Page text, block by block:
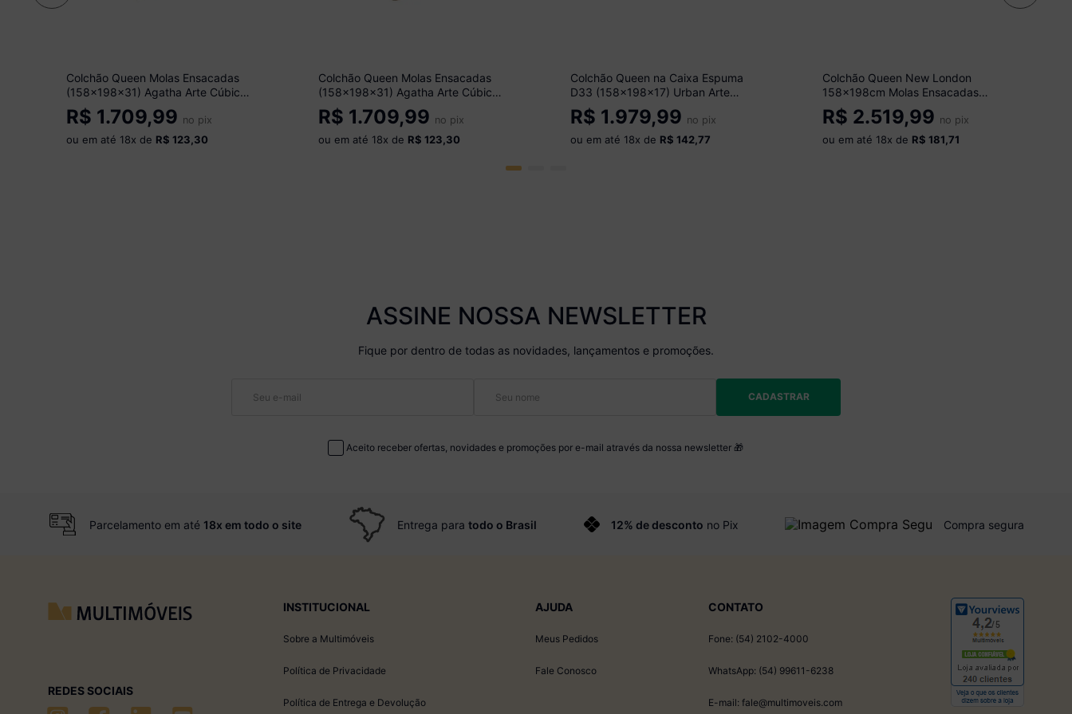
Colchão Queen Molas Ensacadas
(158x198x31) Agatha Arte Cúbica
CR35432 Bordô
R$ 1.709,99 no pix
ou em até 18x de R$ 123,30
Colchão Queen Molas Ensacadas
(158x198x31) Agatha Arte Cúbica
CR35432 Azul
R$ 1.709,99 no pix
ou em até 18x de R$ 123,30
Colchão Queen na Caixa Espuma
D33 (158x198x17) Urban Arte
Cúbica CR35452 Cinza
R$ 1.979,99 no pix
ou em até 18x de R$ 142,77
Colchão Queen New London
158x198cm Molas Ensacadas
Inducol CR444D Branco/Bege
R$ 2.519,99 no pix
ou em até 18x de R$ 181,71
ASSINE NOSSA NEWSLETTER
Fique por dentro de todas as novidades, lançamentos e promoções.
CADASTRAR
Aceito receber ofertas, novidades e promoções por e-mail através da nossa newsletter 🎁
Parcelamento em até 18x em todo o site Entrega paratodo o Brasil 12% de desconto no Pix Compra segura
REDES SOCIAIS
INSTITUCIONAL
Sobre a Multimóveis
Política de Privacidade
Política de Entrega e Devolução
AJUDA
Meus Pedidos
Fale Conosco
CONTATO
Fone: (54) 2102-4000
WhatsApp: (54) 99611-6238
E-mail: fale@multimoveis.com